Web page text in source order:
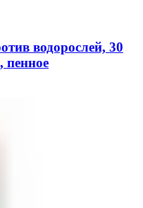
водорослей, 30